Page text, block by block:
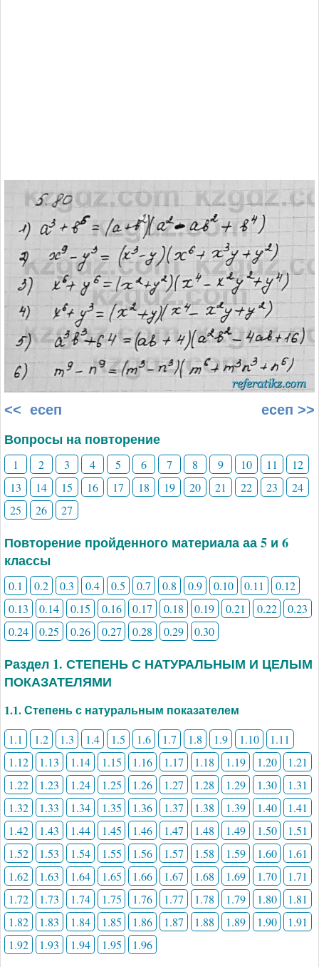
<< есеп есеп >>
Вопросы на повторение
1 2 3 4 5 6 7 8 9 10 11
12
13
14 15 16 17 18 19 20 21 22 23
24
25
26 27
Повторение пройденного материала аа 5 и 6
классы
0.1 0.2 0.3 0.4 0.5 0.7 0.8 0.9 0.10 0.11
0.12
0.13
0.14 0.15 0.16 0.17 0.18 0.19 0.21 0.22
0.23
0.24
0.25 0.26 0.27 0.28 0.29 0.30
Раздел 1. СТЕПЕНЬ С НАТУРАЛЬНЫМ И ЦЕЛЫМ
ПОКАЗАТЕЛЯМИ
1.1. Степень с натуральным показателем
1.1 1.2 1.3 1.4 1.5 1.6 1.7 1.8 1.9 1.10
1.11
1.12
1.13 1.14 1.15 1.16 1.17 1.18 1.19 1.20
1.21
1.22
1.23 1.24 1.25 1.26 1.27 1.28 1.29 1.30
1.31
1.32
1.33 1.34 1.35 1.36 1.37 1.38 1.39 1.40
1.41
1.42
1.43 1.44 1.45 1.46 1.47 1.48 1.49 1.50
1.51
1.52
1.53 1.54 1.55 1.56 1.57 1.58 1.59 1.60
1.61
1.62
1.63 1.64 1.65 1.66 1.67 1.68 1.69 1.70
1.71
1.72
1.73 1.74 1.75 1.76 1.77 1.78 1.79 1.80
1.81
1.82
1.83 1.84 1.85 1.86 1.87 1.88 1.89 1.90
1.91
1.92
1.93 1.94 1.95 1.96